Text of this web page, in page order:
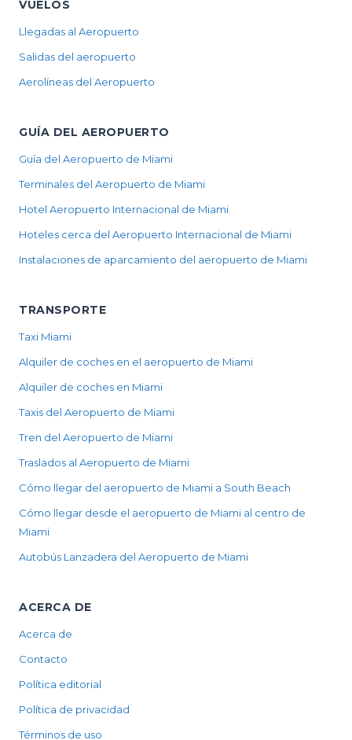
VUELOS
Llegadas al Aeropuerto
Salidas del aeropuerto
Aerolíneas del Aeropuerto
GUÍA DEL AEROPUERTO
Guía del Aeropuerto de Miami
Terminales del Aeropuerto de Miami
Hotel Aeropuerto Internacional de Miami
Hoteles cerca del Aeropuerto Internacional de Miami
Instalaciones de aparcamiento del aeropuerto de Miami
TRANSPORTE
Taxi Miami
Alquiler de coches en el aeropuerto de Miami
Alquiler de coches en Miami
Taxis del Aeropuerto de Miami
Tren del Aeropuerto de Miami
Traslados al Aeropuerto de Miami
Cómo llegar del aeropuerto de Miami a South Beach
Cómo llegar desde el aeropuerto de Miami al centro de
Miami
Autobús Lanzadera del Aeropuerto de Miami
ACERCA DE
Acerca de
Contacto
Política editorial
Política de privacidad
Términos de uso